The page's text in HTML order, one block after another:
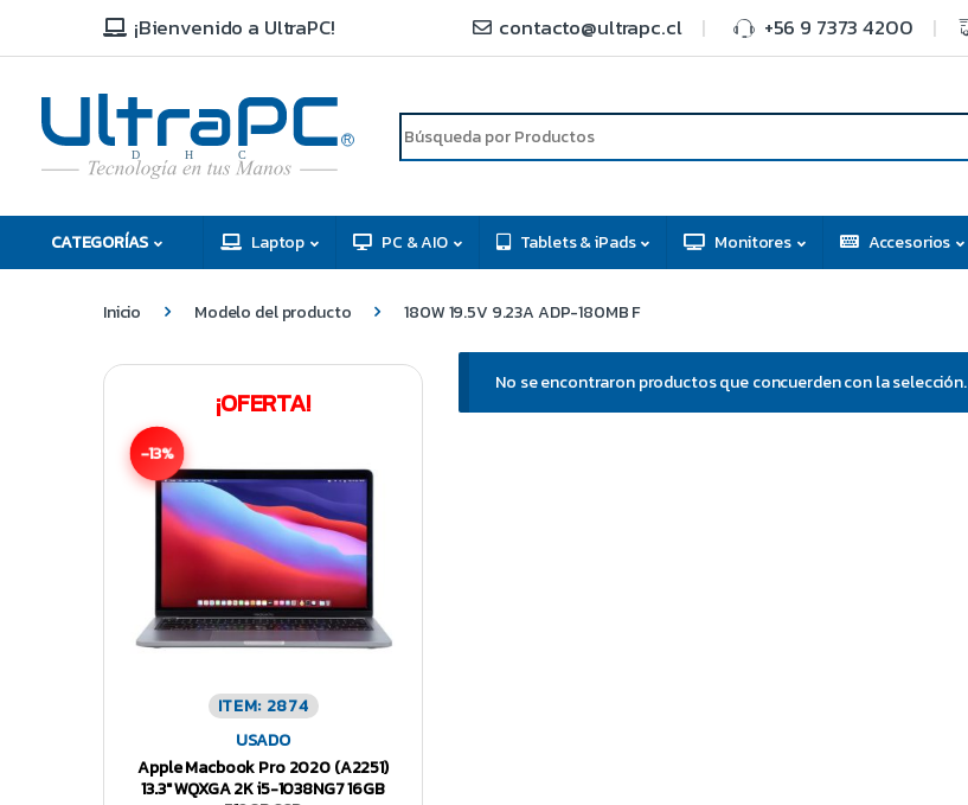
¡Bienvenido a UltraPC! contacto@ultrapc.cl +56 9 7373 4200
C
H
D
R
CATEGORÍAS Laptop PC & AIO Tablets & iPads Monitores Accesorios
Inicio Modelo del producto 180W 19.5V 9.23A ADP-180MB F
No se encontraron productos que concuerden con la selección.
¡OFERTA!
-13%
ITEM: 2874
USADO
Apple Macbook Pro 2020 (A2251)
13.3″ WQXGA 2K i5-1038NG7 16GB